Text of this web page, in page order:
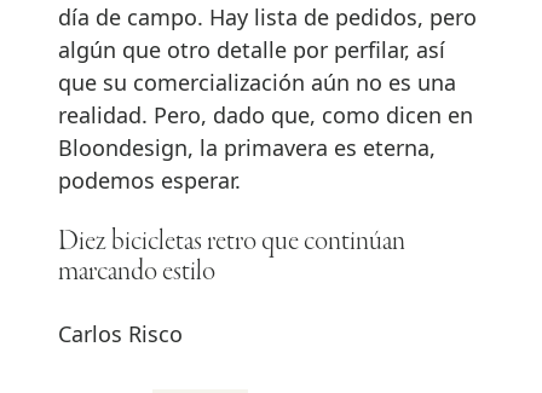
día de campo. Hay lista de pedidos, pero
algún que otro detalle por perfilar, así
que su comercialización aún no es una
realidad. Pero, dado que, como dicen en
Bloondesign, la primavera es eterna,
podemos esperar.
Diez bicicletas retro que continúan
marcando estilo
Carlos Risco